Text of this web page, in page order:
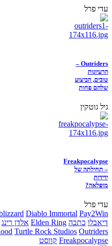
עדי פרל
Outriders –
הרעיונות
טובים, הביצוע
שלהם פחות
גיל גוטקין
Freakpocalypse
– תחילתה של
ידידות
מופלאה?
עדי פרל
Diablo Immortal Pay2Win
דיאבלו כתבה Elden Ring אלדן רינג
Turtle Rock Studios Outriders
Freakpocalypse קווסט